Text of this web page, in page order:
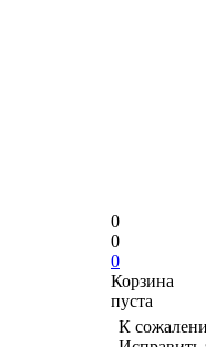
0
0
0
Корзина
пуста
К